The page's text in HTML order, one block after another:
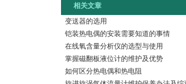
相关文章
变送器的选用
铠装热电偶的安装需要知道的事情
在线氧含量分析仪的选型与使用
掌握磁翻板液位计的维护及优势
如何区分热电偶和热电阻